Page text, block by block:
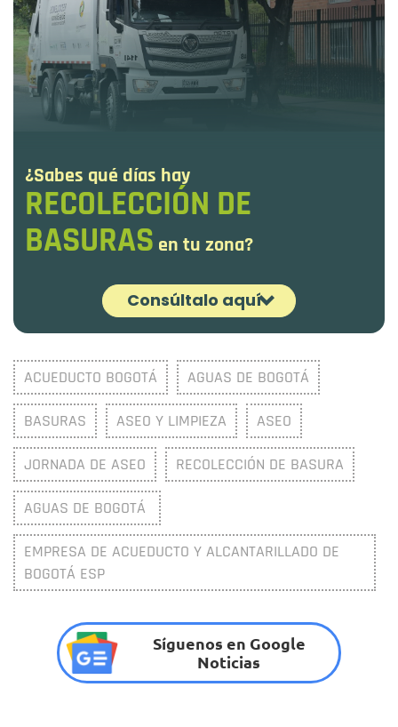
¿Sabes qué días hay
RECOLECCIÓN DE
BASURAS en tu zona?
Consúltalo aquí
'Esquema de recolección de basuras'
ACUEDUCTO BOGOTÁ AGUAS DE BOGOTÁ
BASURAS ASEO Y LIMPIEZA ASEO
JORNADA DE ASEO RECOLECCIÓN DE BASURA
AGUAS DE BOGOTÁ
EMPRESA DE ACUEDUCTO Y ALCANTARILLADO DE
BOGOTÁ ESP
Síguenos en Google
Noticias